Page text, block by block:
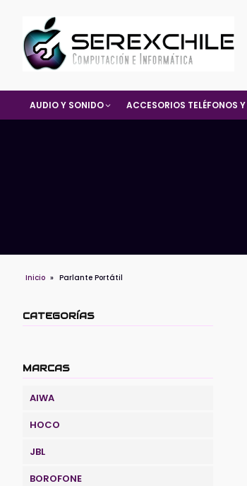
AUDIO Y SONIDO ACCESORIOS TELÉFONOS
Inicio » Parlante Portátil
CATEGORÍAS
MARCAS
AIWA
HOCO
JBL
BOROFONE